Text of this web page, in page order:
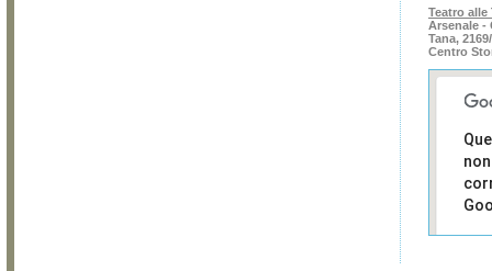
Teatro alle
Arsenale -
Tana,
Centro